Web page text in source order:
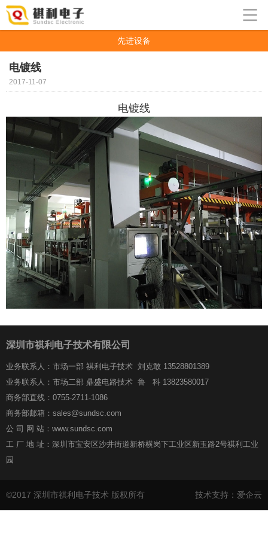
先进设备
电镀线
2017-11-07
电镀线
深圳市祺利电子技术有限公司
业务联系人：市场一部 祺利电子技术 刘克敢 13528801389
业务联系人：市场二部 鼎盛电路技术 鲁 科 13823580017
商务部直线：0755-2711-1086
商务部邮箱：sales@sundsc.com
公 司 网 站：www.sundsc.com
工 厂 地 址：深圳市宝安区沙井街道新桥横岗下工业区新玉路2号祺利工业
园
©2017 深圳市祺利电子技术 版权所有 技术支持：爱企云